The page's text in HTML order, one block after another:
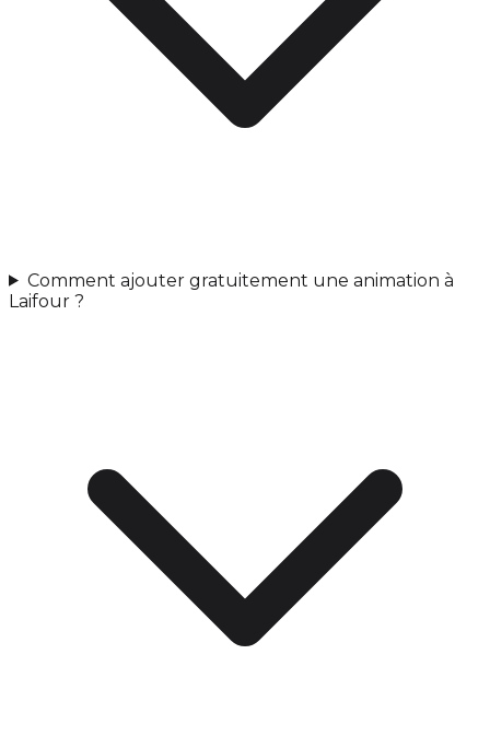
Comment ajouter gratuitement une animation à
Laifour ?